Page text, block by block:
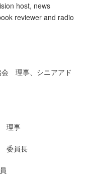
host, news
reviewer and radio
会 理事、シニアアド
理事
委員長